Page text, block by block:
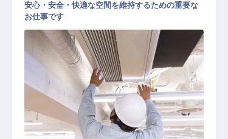
施設用度係
安心・安全・快適な空間を維持するための重要な
お仕事です